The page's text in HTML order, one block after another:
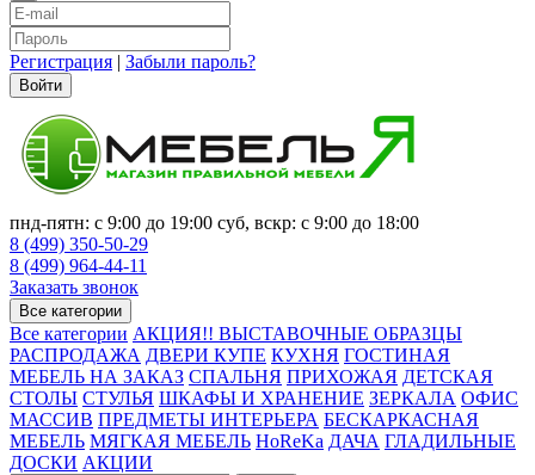
Регистрация | Забыли пароль?
Войти
пнд-пятн: с 9:00 до 19:00 суб, вскр: с 9:00 до 18:00
8 (499) 350-50-29
8 (499) 964-44-11
Заказать звонок
Все категории
Все категории АКЦИЯ!! ВЫСТАВОЧНЫЕ ОБРАЗЦЫ
РАСПРОДАЖА ДВЕРИ КУПЕ КУХНЯ ГОСТИНАЯ
МЕБЕЛЬ НА ЗАКАЗ СПАЛЬНЯ ПРИХОЖАЯ ДЕТСКАЯ
СТОЛЫ СТУЛЬЯ ШКАФЫ И ХРАНЕНИЕ ЗЕРКАЛА ОФИС
МАССИВ ПРЕДМЕТЫ ИНТЕРЬЕРА БЕСКАРКАСНАЯ
МЕБЕЛЬ МЯГКАЯ МЕБЕЛЬ HoReKa ДАЧА ГЛАДИЛЬНЫЕ
ДОСКИ АКЦИИ